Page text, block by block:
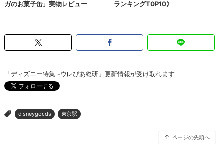
「ディズニー特集 -ウレぴあ総研」更新情報が受け取れます
> disneygoods 東京駅
ページの先頭へ